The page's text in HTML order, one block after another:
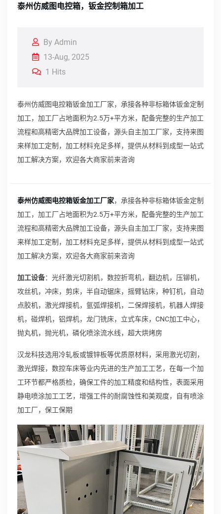
泰州仿威图电控箱，钣金控制箱加工
By Admin
13-Aug, 2025
1 Hits
泰州仿威图电控箱钣金加工厂家，承接各种非标箱体钣金定制
加工，加工厂占地面积为2.5万+平方米，配备完整的生产加工
流程和高精密大品牌加工设备，源头自主加工厂家，支持来图
来样加工定制，加工材料充足多样，提供从材料到成型一站式
加工解决方案，欢迎各大商家前来咨询
泰州仿威图电控箱钣金加工厂家，承接各种非标箱体钣金定制
加工，加工厂占地面积为2.5万+平方米，配备完整的生产加工
流程和高精密大品牌加工设备，源头自主加工厂家，支持来图
来样加工定制，加工材料充足多样，提供从材料到成型一站式
加工解决方案，欢迎各大商家前来咨询
加工设备：光纤激光切割机，数控折弯机，翻边机，压铆机，
攻丝机，冲床，剪床，半自动锯床，摇臂钻床，种钉机，自动
点胶机，激光焊接机，氩弧焊接机，二保焊接机，机器人焊接
机，碰焊机，铝焊机，龙门铣床，立式车床，CNC加工中心，
抛丸机，抛光机，磷化喷涂流水线，超大烘烤房
汉龙科技选用冷轧板或镀锌板等优质原材料，采用激光切割，
激光焊接，数控车床等业内先进的生产加工工艺，在每一个加
工环节都严格质检，确保工件的加工精度和结构性，表面采用
静电喷涂加工工艺，增强工件的耐腐蚀性和美观度，自有喷涂
加工厂，保工保期